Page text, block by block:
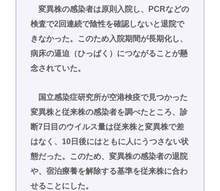
変異株の感染者は原則入院し、PCRなどの
検査で2回連続で陰性を確認しないと退院で
きなかった。このため入院期間が長期化し、
病床の逼迫（ひっぱく）につながることが懸
念されていた。
国立感染症研究所が空港検疫で見つかった
変異株と従来株の感染者を調べたところ、診
断7日目のウイルス量は従来株と変異株で差
はなく、10日後にはともに人にうつさない状
態だった。このため、変異株の感染者の退院
や、宿泊療養を解除する基準を従来株に合わ
せることにした。